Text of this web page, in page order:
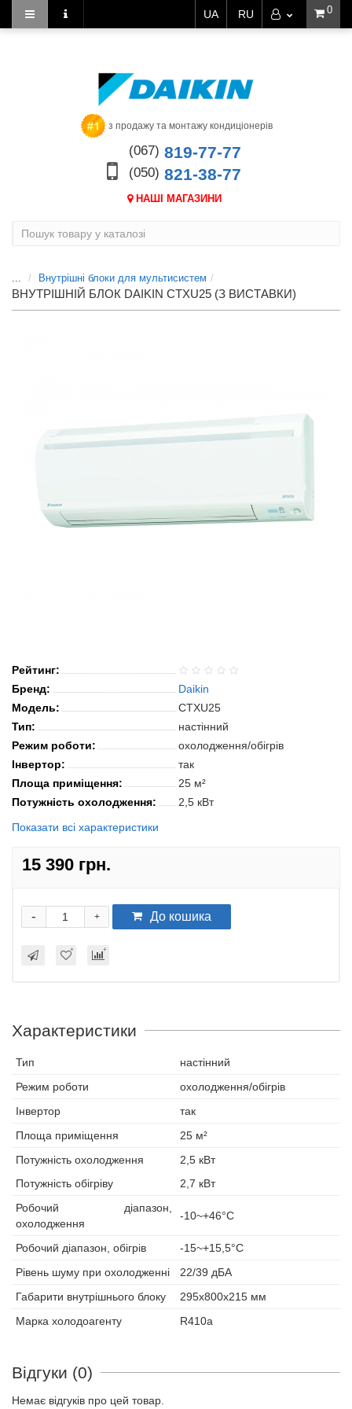
0
UA RU
з продажу та монтажу кондиціонерів
(067) 819-77-77
(050) 821-38-77
НАШІ МАГАЗИНИ
... Внутрішні блоки для мультисистем
ВНУТРІШНІЙ БЛОК DAIKIN CTXU25 (З ВИСТАВКИ)
Рейтинг:
Бренд:
Daikin
Модель:
CTXU25
Тип:
настінний
Режим роботи:
охолодження/обігрів
Інвертор:
так
Площа приміщення:
25 м²
Потужність охолодження:
2,5 кВт
Показати всі характеристики
15 390 грн.
+
- До кошика
Характеристики
Тип
настінний
Режим роботи
охолодження/обігрів
Інвертор
так
Площа приміщення
25 м²
Потужність охолодження
2,5 кВт
Потужність обігріву
2,7 кВт
Робочий діапазон,
охолодження
-10~+46°С
Робочий діапазон, обігрів
-15~+15,5°С
Рівень шуму при охолодженні
22/39 дБА
Габарити внутрішнього блоку
295x800x215 мм
Марка холодоагенту
R410a
Відгуки (0)
Немає відгуків про цей товар.